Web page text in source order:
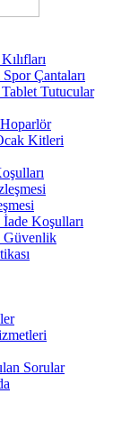
Çantaları
Tutucular
Kitleri
Koşulları
Sorular